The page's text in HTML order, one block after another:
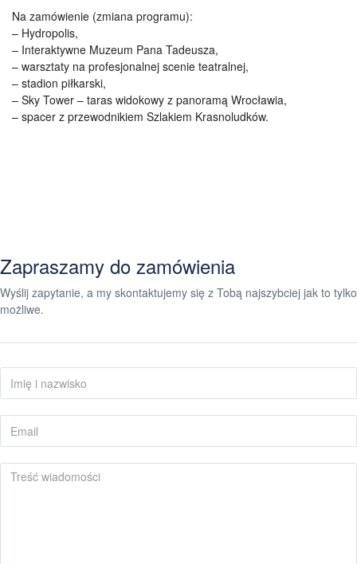
Na zamówienie (zmiana programu):
– Hydropolis,
– Interaktywne Muzeum Pana Tadeusza,
– warsztaty na profesjonalnej scenie teatralnej,
– stadion piłkarski,
– Sky Tower – taras widokowy z panoramą Wrocławia,
– spacer z przewodnikiem Szlakiem Krasnoludków.
Zapraszamy do zamówienia
Wyślij zapytanie, a my skontaktujemy się z Tobą najszybciej jak to tylko
możliwe.